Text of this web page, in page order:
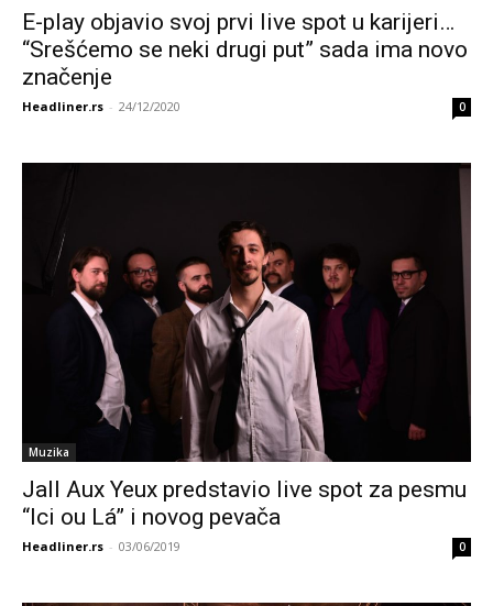
E-play objavio svoj prvi live spot u karijeri…
“Srešćemo se neki drugi put” sada ima novo
značenje
Headliner.rs - 24/12/2020 0
Muzika
Jall Aux Yeux predstavio live spot za pesmu
“Ici ou Lá” i novog pevača
Headliner.rs - 03/06/2019 0